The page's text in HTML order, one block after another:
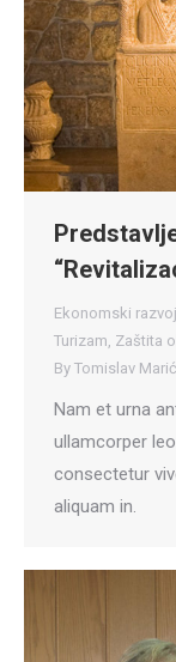
Ekonomski razvoj
Turizam Zaštita
By Tomislav Marić
Nam et urna
ullamcorper
consectetur
aliquam in.